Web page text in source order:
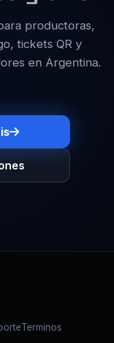
productoras,
tickets QR y
en Argentina.
Terminos